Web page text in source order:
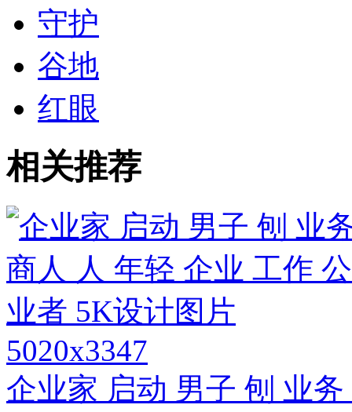
守护
谷地
红眼
相关推荐
5020x3347
企业家 启动 男子 刨 业